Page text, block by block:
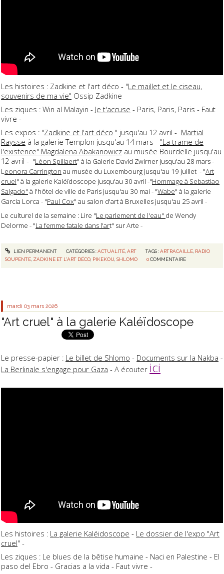
Les histoires : Zadkine et l'art déco - "Le maillet et le ciseau,
souvenirs de ma vie" Ossip Zadkine
Les ziques : Win al Malayin - Je t'accuse - Paris, Paris, Paris - Faut
vivre -
Les expos : "Zadkine et l'art déco " jusqu'au 12 avril - Martial
Raysse à la galerie Templon jusqu'au 14 mars - "La trame de
l'existence" Magdalena Abakanowicz au musée Bourdelle jusqu'au
12 avril - "Léon Spillaert" à la Galerie David Zwirner jusqu'au 28 mars -
Leonora Carrington au musée du Luxembourg jusqu'au 19 juillet - "Art
cruel" à la galerie Kaléïdoscope jusqu'au 30 avril -"Hommage à Sebastiao
Salgado" à l'hôtel de ville de Paris jusqu'au 30 mai - "Wabe" à la galerie
Garcia Lorca - "Paul Cox" au salon d'art à Bruxelles jusqu'au 25 avril -
Le culturel de la semaine : Lire "Le parlement de l'eau" de Wendy
Delorme - "La femme fatale dans l'art" sur Arte -
LIEN PERMANENT CATÉGORIES :ACTUALITÉ, ART TAGS :ARTRACAILLE, RADIO
SOUPENTE, ZADKINE ET L'ART DÉCO, PIKEKOU,SHLOMO 0 COMMENTAIRE
mardi 03 mars 2026
"Art cruel" à la galerie Kaléïdoscope
Le presse-papier : Le billet de Shlomo - Documents sur la Nakba -
La Berlinale s'engage pour Gaza - A écouter ici
Les histoires : La galerie Kaléidoscope - Le dossier de l'expo "Art
cruel" -
Les ziques : Le blues de la bêtise humaine - Naci en Palestine - El
paso del Ebro - Gracias a la vida - Faut vivre -